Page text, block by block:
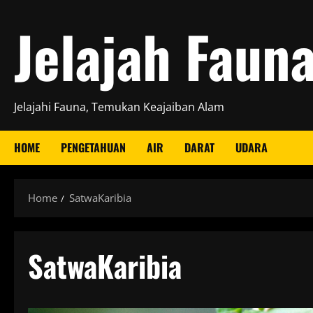
content
Jelajah
Jelajahi Fauna, Temukan Keajaiban Alam
HOME PENGETAHUAN AIR DARAT UDARA
Home SatwaKaribia
SatwaKaribia